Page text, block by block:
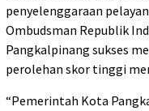
penyelenggaraan
Ombudsman Republik
Pangkalpinang sukses
perolehan skor tinggi
“Pemerintah Kota